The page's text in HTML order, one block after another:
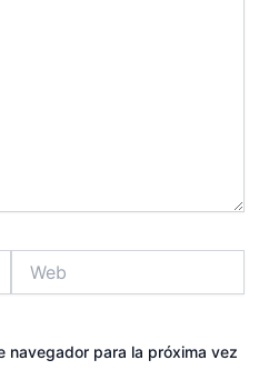
navegador para la próxima vez